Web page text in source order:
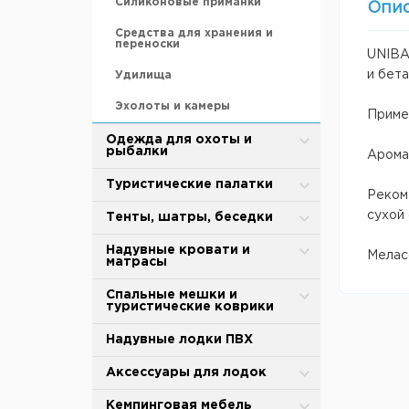
Силиконовые приманки
Средства для хранения и
переноски
Удилища
Эхолоты и камеры
Одежда для охоты и
рыбалки
Зимняя одежда
Защита от дождя и ветра
Термобелье
Термоноски, стельки
Туристические палатки
Alpika
BTrace
Totem
Tramp
Аксессуары для палаток и
Тенты, шатры, беседки
Туристические тенты-шатры
Палатки для душа-туалета
Торговые палатки
Палатки для кухни
Тенты
Надувные кровати и
матрасы
Надувные матрасы
Спальные мешки и
туристические коврики
Спальные мешки
Cамонадувающийся коврик
Коврики туристические
Надувные лодки ПВХ
Аксессуары для лодок
Весла и лопасти
Кемпинговая мебель
и
сухой